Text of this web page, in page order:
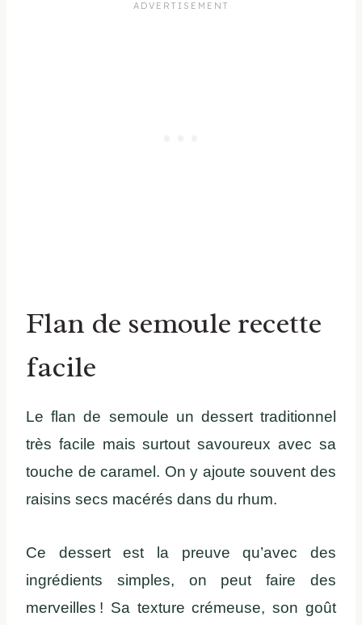
Flan de semoule recette
facile
Le flan de semoule un dessert traditionnel
très facile mais surtout savoureux avec sa
touche de caramel. On y ajoute souvent des
raisins secs macérés dans du rhum.
Ce dessert est la preuve qu’avec des
ingrédients simples, on peut faire des
merveilles ! Sa texture crémeuse, son goût